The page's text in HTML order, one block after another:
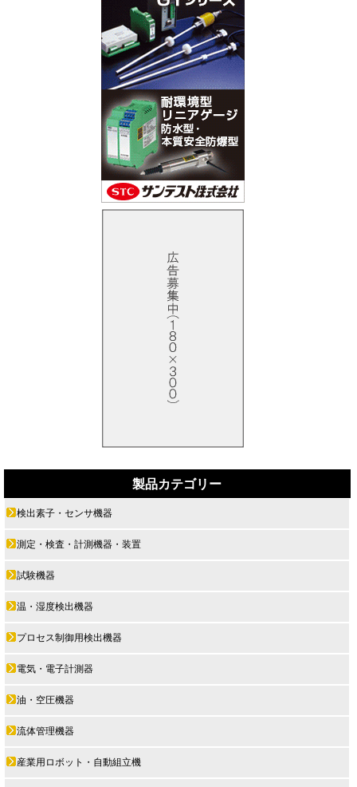
製品カテゴリー
検出素子・センサ機器
測定・検査・計測機器・装置
試験機器
温・湿度検出機器
プロセス制御用検出機器
電気・電子計測器
油・空圧機器
流体管理機器
産業用ロボット・自動組立機